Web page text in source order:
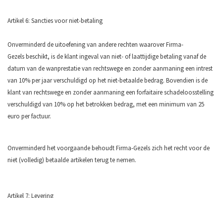
Artikel 6: Sancties voor niet-betaling
Onverminderd de uitoefening van andere rechten waarover Firma-
Gezels beschikt, is de klant ingeval van niet- of laattijdige betaling vanaf de
datum van de wanprestatie van rechtswege en zonder aanmaning een intrest
van 10% per jaar verschuldigd op het niet-betaalde bedrag. Bovendien is de
klant van rechtswege en zonder aanmaning een forfaitaire schadeloosstelling
verschuldigd van 10% op het betrokken bedrag, met een minimum van 25
euro per factuur.
Onverminderd het voorgaande behoudt Firma-Gezels zich het recht voor de
niet (volledig) betaalde artikelen terug te nemen.
Artikel 7: Levering